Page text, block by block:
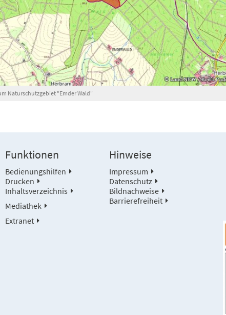
Naturschutzgebiet "Emder Wald"
Funktionen
Bedienungshilfen
Drucken
Inhaltsverzeichnis
Mediathek
Extranet
Hinweise
Impressum
Datenschutz
Bildnachweise
Barrierefreiheit